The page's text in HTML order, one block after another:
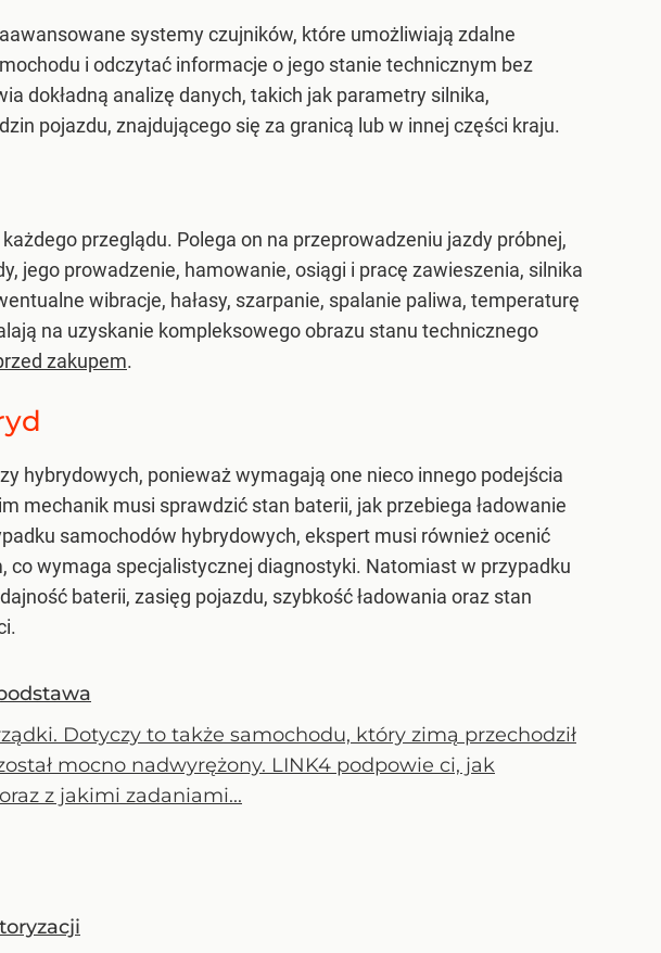
systemy czujników, które umożliwiają zdalne
i odczytać informacje o jego stanie technicznym bez
dokładną analizę danych, takich jak parametry silnika,
pojazdu, znajdującego się za granicą lub w innej części kraju.
przeglądu. Polega on na przeprowadzeniu jazdy próbnej,
jego prowadzenie, hamowanie, osiągi i pracę zawieszenia, silnika
wibracje, hałasy, szarpanie, spalanie paliwa, temperaturę
na uzyskanie kompleksowego obrazu stanu technicznego
zakupem.
hybrydowych, ponieważ wymagają one nieco innego podejścia
mechanik musi sprawdzić stan baterii, jak przebiega ładowanie
samochodów hybrydowych, ekspert musi również ocenić
co wymaga specjalistycznej diagnostyki. Natomiast w przypadku
baterii, zasięg pojazdu, szybkość ładowania oraz stan
Dotyczy to także samochodu, który zimą przechodził
mocno nadwyrężony. LINK4 podpowie ci, jak
z jakimi zadaniami...